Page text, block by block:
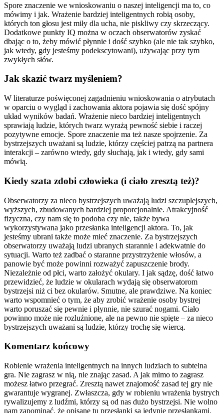
Spore znaczenie we wnioskowaniu o naszej inteligencji ma to, co
mówimy i jak. Wrażenie bardziej inteligentnych robią osoby,
których ton głosu jest miły dla ucha, nie piskliwy czy skrzeczący.
Dodatkowe punkty IQ można w oczach obserwatorów zyskać
dbając o to, żeby mówić płynnie i dość szybko (ale nie tak szybko,
jak wtedy, gdy jesteśmy podekscytowani), używając przy tym
zwykłych słów.
Jak skazić twarz myśleniem?
W literaturze poświęconej zagadnieniu wnioskowania o atrybutach
w oparciu o wygląd i zachowania aktora pojawia się dość spójny
układ wyników badań. Wrażenie nieco bardziej inteligentnych
sprawiają ludzie, których twarz wyrażą pewność siebie i raczej
pozytywne emocje. Spore znaczenie ma też nasze spojrzenie. Za
bystrzejszych uważani są ludzie, którzy częściej patrzą na partnera
interakcji – zarówno wtedy, gdy słuchają, jak i wtedy, gdy sami
mówią.
Kiedy szata zdobi człowieka (i ciało zresztą też)?
Obserwatorzy za nieco bystrzejszych uważają ludzi szczuplejszych,
wyższych, zbudowanych bardziej proporcjonalnie. Atrakcyjność
fizyczna, czy nam się to podoba czy nie, także bywa
wykorzystywana jako przesłanka inteligencji aktora. To, jak
jesteśmy ubrani także może mieć znaczenie. Za bystrzejszych
obserwatorzy uważają ludzi ubranych starannie i adekwatnie do
sytuacji. Warto też zadbać o staranne przystrzyżenie włosów, a
panowie być może powinni rozważyć zapuszczenie brody.
Niezależnie od płci, warto założyć okulary. I jak sądzę, dość łatwo
przewidzieć, że ludzie w okularach wydają się obserwatorom
bystrzejsi niż ci bez okularów. Smutne, ale prawdziwe. Na koniec
warto wspomnieć o tym, że aby zrobić wrażenie osoby bystrej
warto poruszać się pewnie i płynnie, nie szurać nogami. Ciało
powinno może nie rozluźnione, ale na pewno nie spięte – za nieco
bystrzejszych uważani są ludzie, którzy trochę się wiercą.
Komentarz końcowy
Robienie wrażenia inteligentnych na innych ludziach to subtelna
gra. Nie zagrasz w nią, nie znając zasad. A jak mimo to zagrasz
możesz łatwo przegrać. Zresztą nawet znajomość zasad tej gry nie
gwarantuje wygranej. Zwłaszcza, gdy w robieniu wrażenia bystrych
rywalizujemy z ludźmi, którzy są od nas dużo bystrzejsi. Nie wolno
nam zapominać, że opisane tu przesłanki są jedynie przesłankami.